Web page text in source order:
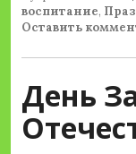
воспитание,
Оставить
День